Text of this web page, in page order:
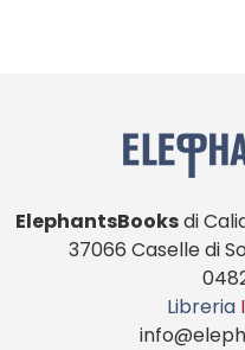
ElephantsBooksdi
37066 Caselle di
Libreria